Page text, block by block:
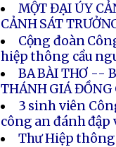
MỘT ĐẠI ÚY
CẢNH SÁT
Cộng đoàn
hiệp thông cầu
BA BÀI THƠ --
THÁNH GIÁ
3 sinh viên
công an đánh đập
Thư Hiệp thông